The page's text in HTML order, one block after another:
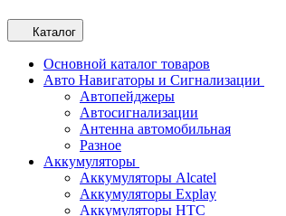
Каталог
Основной каталог товаров
Авто Навигаторы и Сигнализации
Автопейджеры
Автосигнализации
Антенна автомобильная
Разное
Аккумуляторы
Аккумуляторы Alcatel
Аккумуляторы Explay
Аккумуляторы HTC